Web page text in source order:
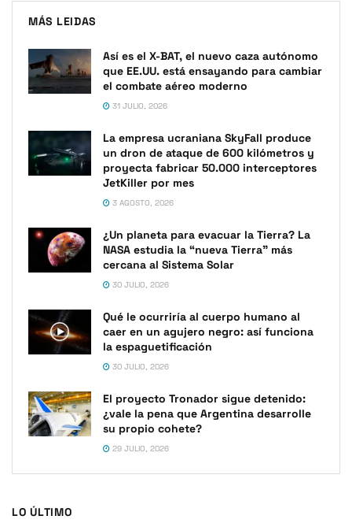
MÁS LEIDAS
Así es el X-BAT, el nuevo caza autónomo
que EE.UU. está ensayando para cambiar
el combate aéreo moderno
31 JULIO, 2026
La empresa ucraniana SkyFall produce
un dron de ataque de 600 kilómetros y
proyecta fabricar 50.000 interceptores
JetKiller por mes
3 AGOSTO, 2026
¿Un planeta para evacuar la Tierra? La
NASA estudia la “nueva Tierra” más
cercana al Sistema Solar
30 JULIO, 2026
Qué le ocurriría al cuerpo humano al
caer en un agujero negro: así funciona
la espaguetificación
30 JULIO, 2026
El proyecto Tronador sigue detenido:
¿vale la pena que Argentina desarrolle
su propio cohete?
29 JULIO, 2026
LO ÚLTIMO